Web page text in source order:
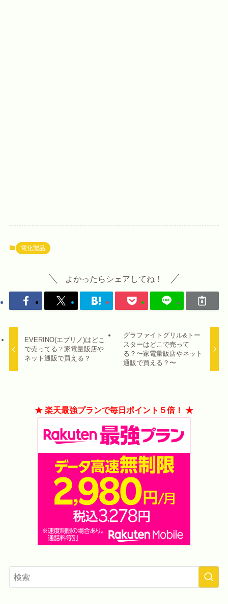
電化製品
よかったらシェアしてね！
EVERINO(エブリノ)はどこ
で売ってる？家電量販店や
ネット通販で買える？
グラファイトグリル&トー
スターはどこで売って
る？〜家電量販店やネット
通販で買える？〜
★ 楽天最強プランで毎日ポイント５倍！ ★